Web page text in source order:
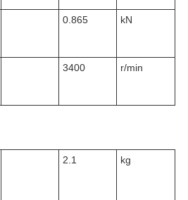
0.865 kN
3400 r/min
2.1 kg